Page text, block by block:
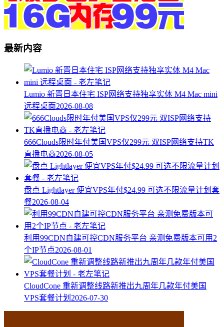
最新内容
Lumio 新晋日本住宅 ISP网络支持独享实体 M4 Mac mini
远程桌面2026-08-08
666Clouds限时年付美国VPS仅299元 双ISP网络支持TK
直播电商2026-08-05
盘点 Lightlayer 便宜VPS年付$24.99 可选不限流量计划套
餐2026-08-04
利用99CDN自建可控CDN服务平台 亲测免费版本可用2
个IP节点2026-08-01
CloudCone 重新调整线路新推出九周年几款年付美国
VPS套餐计划 2026-07-30